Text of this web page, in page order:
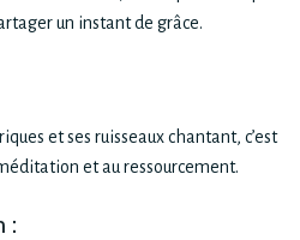
un instant de grâce.
et ses ruisseaux chantant, c’est
et au ressourcement.
: